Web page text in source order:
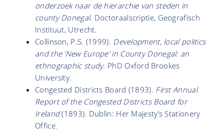
onderzoek naar de hierarchie van steden in
county Donegal. Doctoraalscriptie, Geografisch
Instituut, Utrecht.
Collinson, P.S. (1999). Development, local politics
and the ‘New Europe’ in County Donegal: an
ethnographic study. PhD Oxford Brookes
University.
Congested Districts Board (1893). First Annual
Report of the Congested Districts Board for
Ireland(1893). Dublin: Her Majesty’s Stationery
Office.